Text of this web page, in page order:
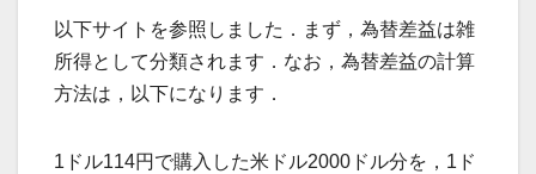
以下サイトを参照しました．まず，為替差益は雑
所得として分類されます．なお，為替差益の計算
方法は，以下になります．
1ドル114円で購入した米ドル2000ドル分を，1ド